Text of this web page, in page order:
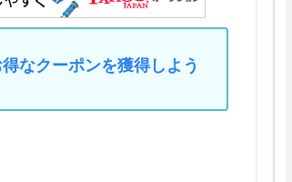
なクーポンを獲得しよう